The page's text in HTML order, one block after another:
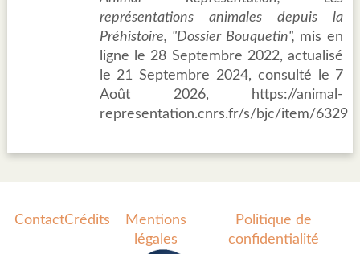
représentations animales depuis la
Préhistoire, "Dossier Bouquetin", mis en
ligne le 28 Septembre 2022, actualisé
le 21 Septembre 2024, consulté le 7
Août 2026, https://animal-
representation.cnrs.fr/s/bjc/item/6329
ContactCrédits
Mentions
légales
Politique de
confidentialité